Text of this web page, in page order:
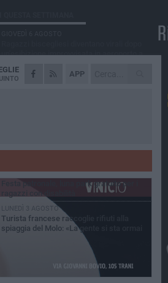
APP
un'esibizione improvvisata in aeroporto a
MARTEDÌ 4 AGOSTO
Emergenza caldo, il Comune di Bisceglie
Due auto incendiate nella notte in via Dieta
MERCOLEDÌ 5 AGOSTO
Festa patronale, luna park gratuito per i
LUNEDÌ 3 AGOSTO
Turista francese raccoglie rifiuti alla
spiaggia del Molo: «La gente si sta ormai